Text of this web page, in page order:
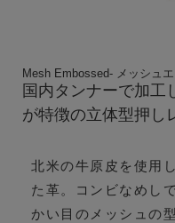
Mesh Embossed- メッシュ
国内タンナーで加工
が特徴の立体型押し
北米の牛原皮を使用
た革。コンビなめし
かい目のメッシュの